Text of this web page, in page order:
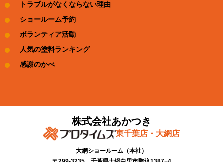
トラブルがなくならない理由
ショールーム予約
ボランティア活動
人気の塗料ランキング
感謝のかべ
株式会社あかつき
東千葉店・大網店
大網ショールーム​（本社）